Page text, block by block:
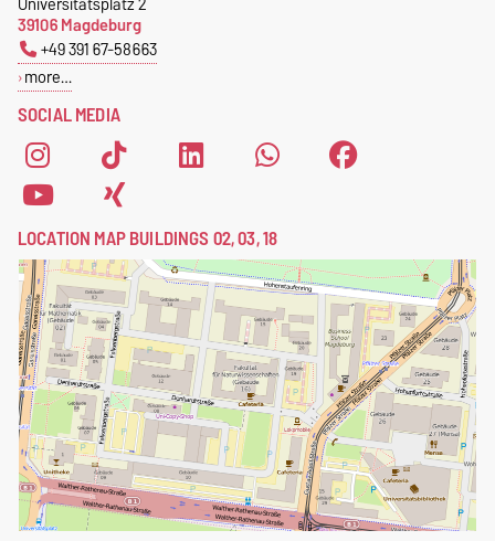
SOCIAL MEDIA
39106 Magdeburg
+49 391 67-58663
more…
LOCATION MAP BUILDINGS 02, 03, 18